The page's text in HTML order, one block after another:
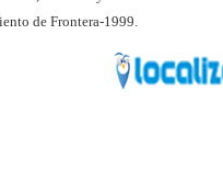
de Frontera-1999.